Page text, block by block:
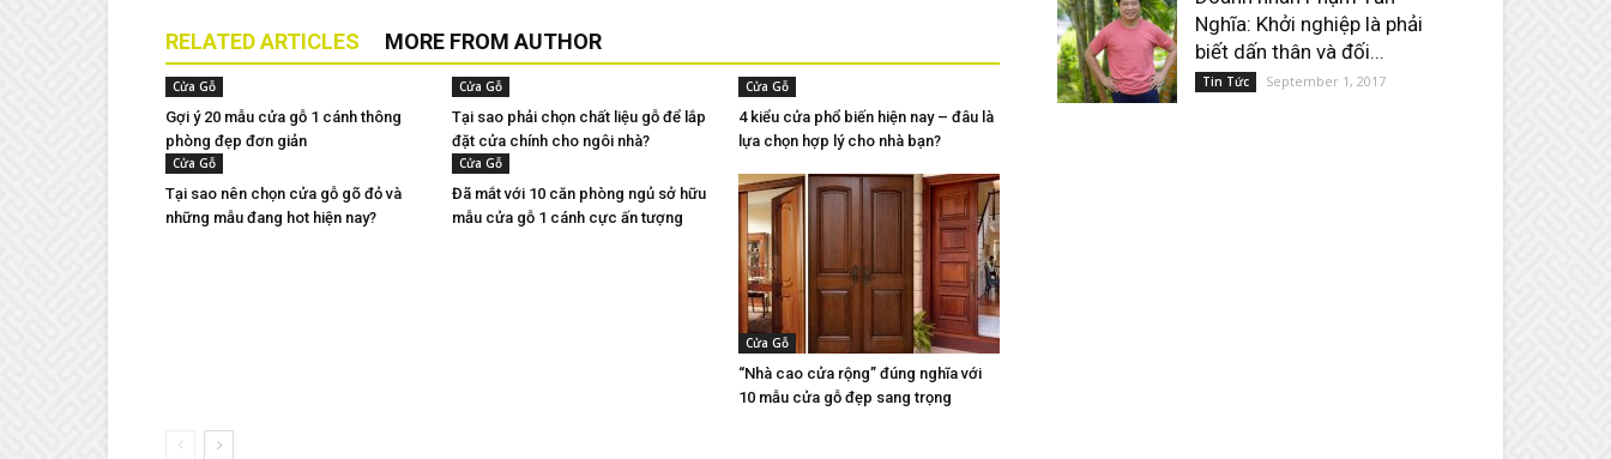
RELATED ARTICLES MORE FROM AUTHOR
Cửa Gỗ
Gợi ý 20 mẫu cửa gỗ 1 cánh thông
phòng đẹp đơn giản
Cửa Gỗ
Tại sao phải chọn chất liệu gỗ để lắp
đặt cửa chính cho ngôi nhà?
Cửa Gỗ
4 kiểu cửa phổ biến hiện nay – đâu là
lựa chọn hợp lý cho nhà bạn?
Cửa Gỗ
Tại sao nên chọn cửa gỗ gõ đỏ và
những mẫu đang hot hiện nay?
Cửa Gỗ
Đã mắt với 10 căn phòng ngủ sở hữu
mẫu cửa gỗ 1 cánh cực ấn tượng
Cửa Gỗ
“Nhà cao cửa rộng” đúng nghĩa với
10 mẫu cửa gỗ đẹp sang trọng
Nghĩa: Khởi nghiệp là phải
biết dấn thân và đối...
Tin Tức September 1, 2017